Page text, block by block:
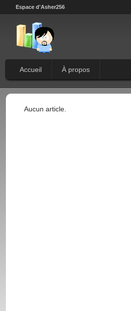
Espace d'Asher256
Accueil À propos
Aucun article.